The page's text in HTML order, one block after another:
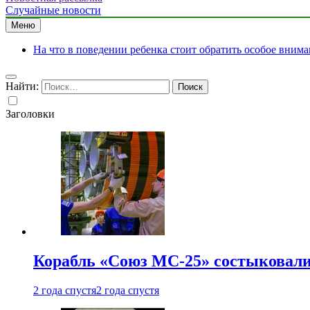
Случайные новости
Меню
На что в поведении ребенка стоит обратить особое
Найти:
Заголовки
Корабль «Союз МС-25»
2 года спустя2 года спустя